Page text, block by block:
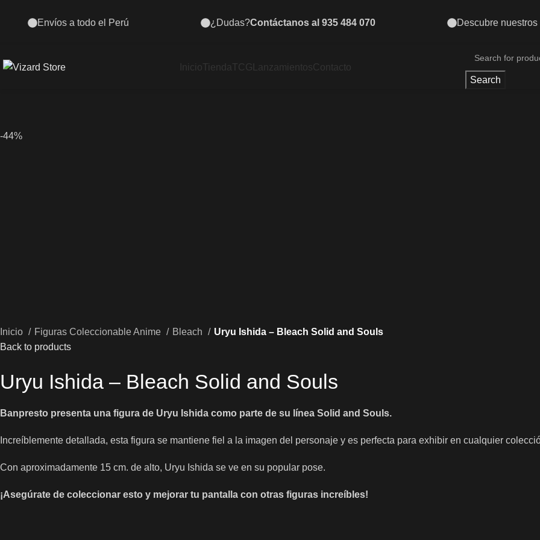
¿Dudas?Contáctanos al 935 484 070 Descubre nuestros nuevos ingresos Nueva
InicioTiendaTCG LanzamientosContacto
Search
-44%
Inicio Figuras Coleccionable Anime Bleach
Uryu Ishida – Bleach Solid and Souls
Back to products
Uryu Ishida – Bleach Solid and Souls
Banpresto presenta una figura de Uryu Ishida como parte de su línea Solid and Souls.
Increíblemente detallada, esta figura se mantiene fiel a la imagen del personaje y es perfecta para exhibir en cualquier
Con aproximadamente 15 cm. de alto, Uryu Ishida se ve en su popular pose.
¡Asegúrate de coleccionar esto y mejorar tu pantalla con otras figuras increíbles!